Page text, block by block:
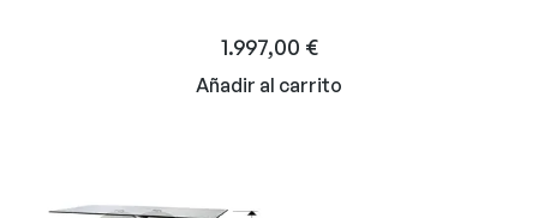
1.997,00 €
Añadir al carrito